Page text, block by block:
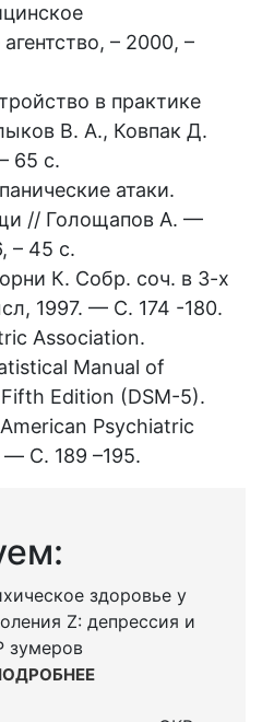
– 2000, –
в практике
В. А., Ковпак Д.
65 с.
атаки.
// Голощапов А. —
– 45 с.
К. Собр. соч. в 3-х
1997. — С. 174 -180.
Association.
Manual of
Edition (DSM-5).
Psychiatric
— С. 189 –195.
здоровье у
Z: депрессия и
зумеров